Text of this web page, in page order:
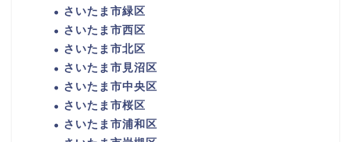
さいたま市緑区
さいたま市西区
さいたま市北区
さいたま市見沼区
さいたま市中央区
さいたま市桜区
さいたま市浦和区